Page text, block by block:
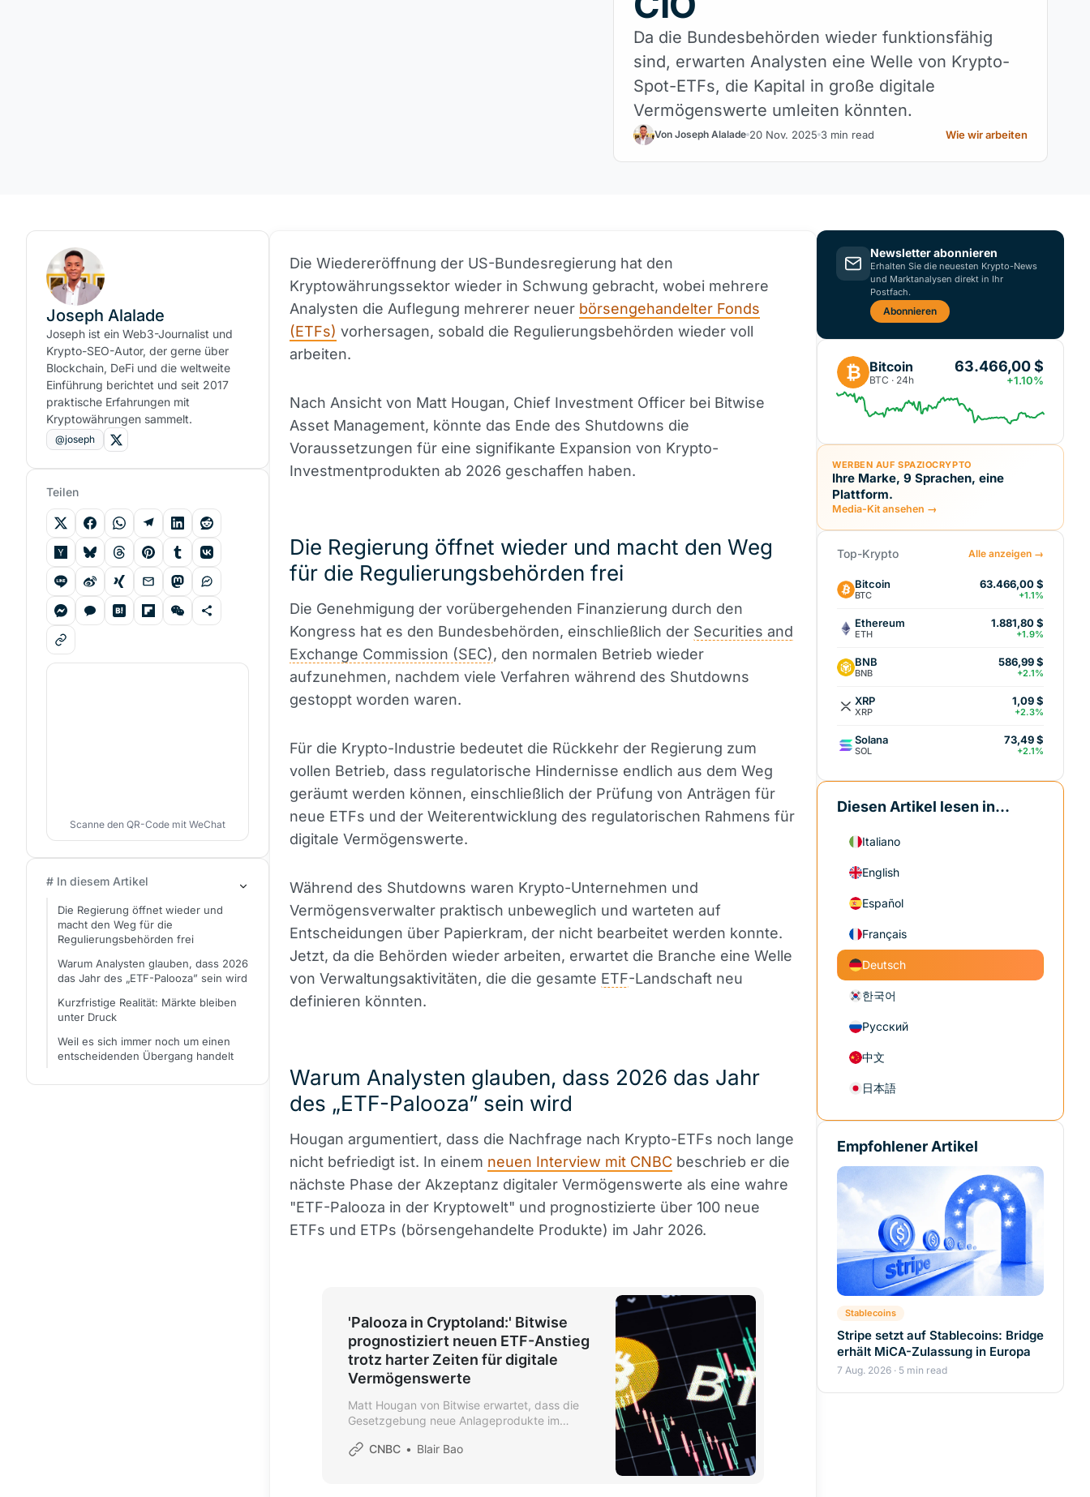
Da die Bundesbehörden wieder funktionsfähig
sind, erwarten Analysten eine Welle von Krypto-
Spot-ETFs, die Kapital in große digitale
Vermögenswerte umleiten könnten.
Von Joseph Alalade 20 Nov. 2025 3 min read Wie wir arbeiten
Die Wiedereröffnung der US-Bundesregierung hat den
Kryptowährungssektor wieder in Schwung gebracht, wobei mehrere
Analysten die Auflegung mehrerer neuer börsengehandelter Fonds
(ETFs) vorhersagen, sobald die Regulierungsbehörden wieder voll
arbeiten.
Nach Ansicht von Matt Hougan, Chief Investment Officer bei Bitwise
Asset Management, könnte das Ende des Shutdowns die
Voraussetzungen für eine signifikante Expansion von Krypto-
Investmentprodukten ab 2026 geschaffen haben.
Die Regierung öffnet wieder und macht den Weg
für die Regulierungsbehörden frei
Die Genehmigung der vorübergehenden Finanzierung durch den
Kongress hat es den Bundesbehörden, einschließlich der Securities and
Exchange Commission (SEC), den normalen Betrieb wieder
aufzunehmen, nachdem viele Verfahren während des Shutdowns
gestoppt worden waren.
Für die Krypto-Industrie bedeutet die Rückkehr der Regierung zum
vollen Betrieb, dass regulatorische Hindernisse endlich aus dem Weg
geräumt werden können, einschließlich der Prüfung von Anträgen für
neue ETFs und der Weiterentwicklung des regulatorischen Rahmens für
digitale Vermögenswerte.
Während des Shutdowns waren Krypto-Unternehmen und
Vermögensverwalter praktisch unbeweglich und warteten auf
Entscheidungen über Papierkram, der nicht bearbeitet werden konnte.
Jetzt, da die Behörden wieder arbeiten, erwartet die Branche eine Welle
von Verwaltungsaktivitäten, die die gesamte ETF-Landschaft neu
definieren könnten.
Warum Analysten glauben, dass 2026 das Jahr
des „ETF-Palooza” sein wird
Hougan argumentiert, dass die Nachfrage nach Krypto-ETFs noch lange
nicht befriedigt ist. In einem neuen Interview mit CNBC beschrieb er die
nächste Phase der Akzeptanz digitaler Vermögenswerte als eine wahre
"ETF-Palooza in der Kryptowelt" und prognostizierte über 100 neue
ETFs und ETPs (börsengehandelte Produkte) im Jahr 2026.
'Palooza in Cryptoland:' Bitwise
prognostiziert neuen ETF-Anstieg
trotz harter Zeiten für digitale
Vermögenswerte
Matt Hougan von Bitwise erwartet, dass die
Gesetzgebung neue Anlageprodukte im
wird.CNBC Blair Bao
Joseph Alalade
Joseph ist ein Web3-Journalist und
Krypto-SEO-Autor, der gerne über
Blockchain, DeFi und die weltweite
Einführung berichtet und seit 2017
praktische Erfahrungen mit
Kryptowährungen sammelt.
@joseph
Teilen
Scanne den QR-Code mit WeChat
# In diesem Artikel
Die Regierung öffnet wieder und
macht den Weg für die
Regulierungsbehörden frei
Warum Analysten glauben, dass 2026
das Jahr des „ETF-Palooza” sein wird
Kurzfristige Realität: Märkte bleiben
unter Druck
Weil es sich immer noch um einen
entscheidenden Übergang handelt
Newsletter abonnieren
Erhalten Sie die neuesten Krypto-News
und Marktanalysen direkt in Ihr
Postfach.
Abonnieren
₿ Bitcoin
BTC · 24h
63.466,00 $
+1.10%
WERBEN AUF SPAZIOCRYPTO
Ihre Marke, 9 Sprachen, eine
Plattform.
Media-Kit ansehen →
Top-Krypto Alle anzeigen →
Bitcoin
BTC
63.466,00 $
+1.1%
Ethereum
ETH
1.881,80 $
+1.9%
BNB
BNB
586,99 $
+2.1%
XRP
XRP
1,09 $
+2.3%
Solana
SOL
73,49 $
+2.1%
Diesen Artikel lesen in...
Italiano
English
Español
Français
Deutsch
한국어
Русский
中文
日本語
Empfohlener Artikel
Stablecoins
Stripe setzt auf Stablecoins: Bridge
erhält MiCA-Zulassung in Europa
7 Aug. 2026 · 5 min read